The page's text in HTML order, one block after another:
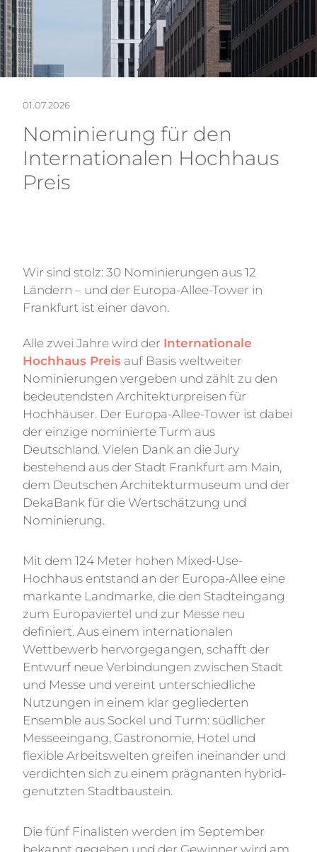
01.07.2026
Nominierung für den
Internationalen Hochhaus
Preis
Wir sind stolz: 30 Nominierungen aus 12
Ländern – und der Europa-Allee-Tower in
Frankfurt ist einer davon.
Alle zwei Jahre wird der Internationale
Hochhaus Preis auf Basis weltweiter
Nominierungen vergeben und zählt zu den
bedeutendsten Architekturpreisen für
Hochhäuser. Der Europa-Allee-Tower ist dabei
der einzige nominierte Turm aus
Deutschland. Vielen Dank an die Jury
bestehend aus der Stadt Frankfurt am Main,
dem Deutschen Architekturmuseum und der
DekaBank für die Wertschätzung und
Nominierung.
Mit dem 124 Meter hohen Mixed-Use-
Hochhaus entstand an der Europa-Allee eine
markante Landmarke, die den Stadteingang
zum Europaviertel und zur Messe neu
definiert. Aus einem internationalen
Wettbewerb hervorgegangen, schafft der
Entwurf neue Verbindungen zwischen Stadt
und Messe und vereint unterschiedliche
Nutzungen in einem klar gegliederten
Ensemble aus Sockel und Turm: südlicher
Messeeingang, Gastronomie, Hotel und
flexible Arbeitswelten greifen ineinander und
verdichten sich zu einem prägnanten hybrid-
genutzten Stadtbaustein.
Die fünf Finalisten werden im September
bekannt gegeben und der Gewinner wird am